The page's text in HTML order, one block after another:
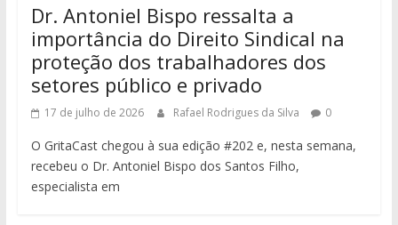
Dr. Antoniel Bispo ressalta a
importância do Direito Sindical na
proteção dos trabalhadores dos
setores público e privado
17 de julho de 2026 Rafael Rodrigues da Silva 0
O GritaCast chegou à sua edição #202 e, nesta semana,
recebeu o Dr. Antoniel Bispo dos Santos Filho,
especialista em